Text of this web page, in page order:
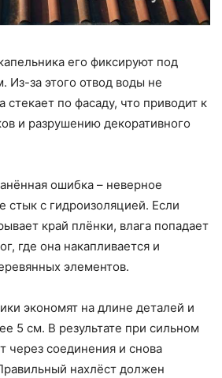
его фиксируют под
Из-за этого отвод воды не
стекает по фасаду, что приводит к
и разрушению декоративного
ошибка – неверное
стык с гидроизоляцией. Если
край плёнки, влага попадает
где она накапливается и
элементов.
экономят на длине деталей и
5 см. В результате при сильном
через соединения и снова
нахлёст должен